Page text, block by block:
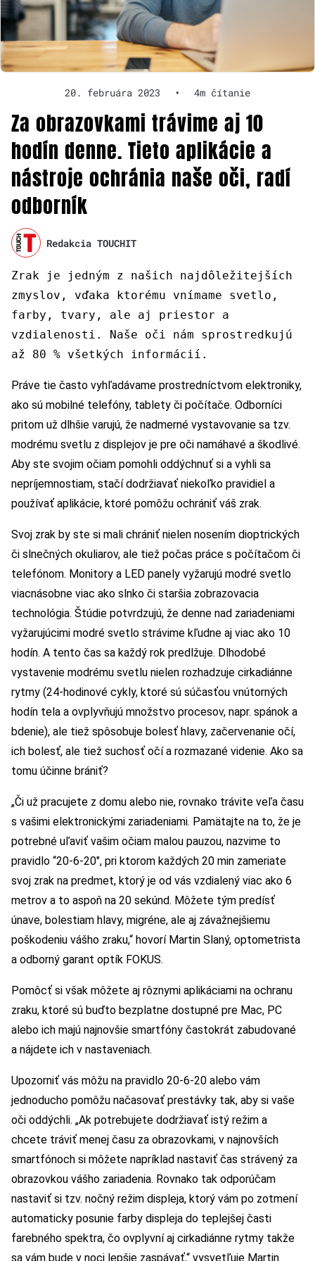
20. februára 2023 • 4m čítanie
Za obrazovkami trávime aj 10
hodín denne. Tieto aplikácie a
nástroje ochránia naše oči, radí
odborník
Redakcia TOUCHIT
Zrak je jedným z našich najdôležitejších
zmyslov, vďaka ktorému vnímame svetlo,
farby, tvary, ale aj priestor a
vzdialenosti. Naše oči nám sprostredkujú
až 80 % všetkých informácií.
Práve tie často vyhľadávame prostredníctvom elektroniky,
ako sú mobilné telefóny, tablety či počítače. Odborníci
pritom už dlhšie varujú, že nadmerné vystavovanie sa tzv.
modrému svetlu z displejov je pre oči namáhavé a škodlivé.
Aby ste svojim očiam pomohli oddýchnuť si a vyhli sa
nepríjemnostiam, stačí dodržiavať niekoľko pravidiel a
používať aplikácie, ktoré pomôžu ochrániť váš zrak.
Svoj zrak by ste si mali chrániť nielen nosením dioptrických
či slnečných okuliarov, ale tiež počas práce s počítačom či
telefónom. Monitory a LED panely vyžarujú modré svetlo
viacnásobne viac ako slnko či staršia zobrazovacia
technológia. Štúdie potvrdzujú, že denne nad zariadeniami
vyžarujúcimi modré svetlo strávime kľudne aj viac ako 10
hodín. A tento čas sa každý rok predlžuje. Dlhodobé
vystavenie modrému svetlu nielen rozhadzuje cirkadiánne
rytmy (24-hodinové cykly, ktoré sú súčasťou vnútorných
hodín tela a ovplyvňujú množstvo procesov, napr. spánok a
bdenie), ale tiež spôsobuje bolesť hlavy, začervenanie očí,
ich bolesť, ale tiež suchosť očí a rozmazané videnie. Ako sa
tomu účinne brániť?
„Či už pracujete z domu alebo nie, rovnako trávite veľa času
s vašimi elektronickými zariadeniami. Pamätajte na to, že je
potrebné uľaviť vašim očiam malou pauzou, nazvime to
pravidlo “20-6-20″, pri ktorom každých 20 min zameriate
svoj zrak na predmet, ktorý je od vás vzdialený viac ako 6
metrov a to aspoň na 20 sekúnd. Môžete tým predísť
únave, bolestiam hlavy, migréne, ale aj závažnejšiemu
poškodeniu vášho zraku,“ hovorí Martin Slaný, optometrista
a odborný garant optík FOKUS.
Pomôcť si však môžete aj rôznymi aplikáciami na ochranu
zraku, ktoré sú buďto bezplatne dostupné pre Mac, PC
alebo ich majú najnovšie smartfóny častokrát zabudované
a nájdete ich v nastaveniach.
Upozorniť vás môžu na pravidlo 20-6-20 alebo vám
jednoducho pomôžu načasovať prestávky tak, aby si vaše
oči oddýchli. „Ak potrebujete dodržiavať istý režim a
chcete tráviť menej času za obrazovkami, v najnovších
smartfónoch si môžete napríklad nastaviť čas strávený za
obrazovkou vášho zariadenia. Rovnako tak odporúčam
nastaviť si tzv. nočný režim displeja, ktorý vám po zotmení
automaticky posunie farby displeja do teplejšej časti
farebného spektra, čo ovplyvní aj cirkadiánne rytmy takže
sa vám bude v noci lepšie zaspávať,“ vysvetľuje Martin